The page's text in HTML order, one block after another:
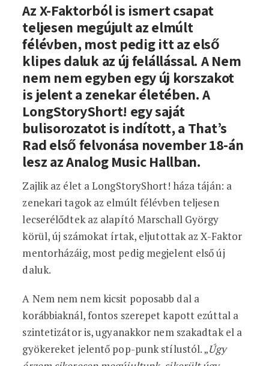
Új klippel jelentkezett a
Az X-Faktorból is ismert csapat
teljesen megújult az elmúlt
félévben, most pedig itt az első
klipes daluk az új felállással. A Nem
nem nem egyben egy új korszakot
is jelent a zenekar életében. A
LongStoryShort! egy saját
bulisorozatot is indított, a That’s
Rad első felvonása november 18-án
lesz az Analog Music Hallban.
Zajlik az élet a LongStoryShort! háza táján: a
zenekari tagok az elmúlt félévben teljesen
lecserélődtek az alapító Marschall György
körül, új számokat írtak, eljutottak az X-Faktor
mentorházáig, most pedig megjelent első új
daluk.
A Nem nem nem kicsit poposabb dal a
korábbiaknál, fontos szerepet kapott ezúttal a
szintetizátor is, ugyanakkor nem szakadtak el a
gyökereket jelentő pop-punk stílustól. „Úgy